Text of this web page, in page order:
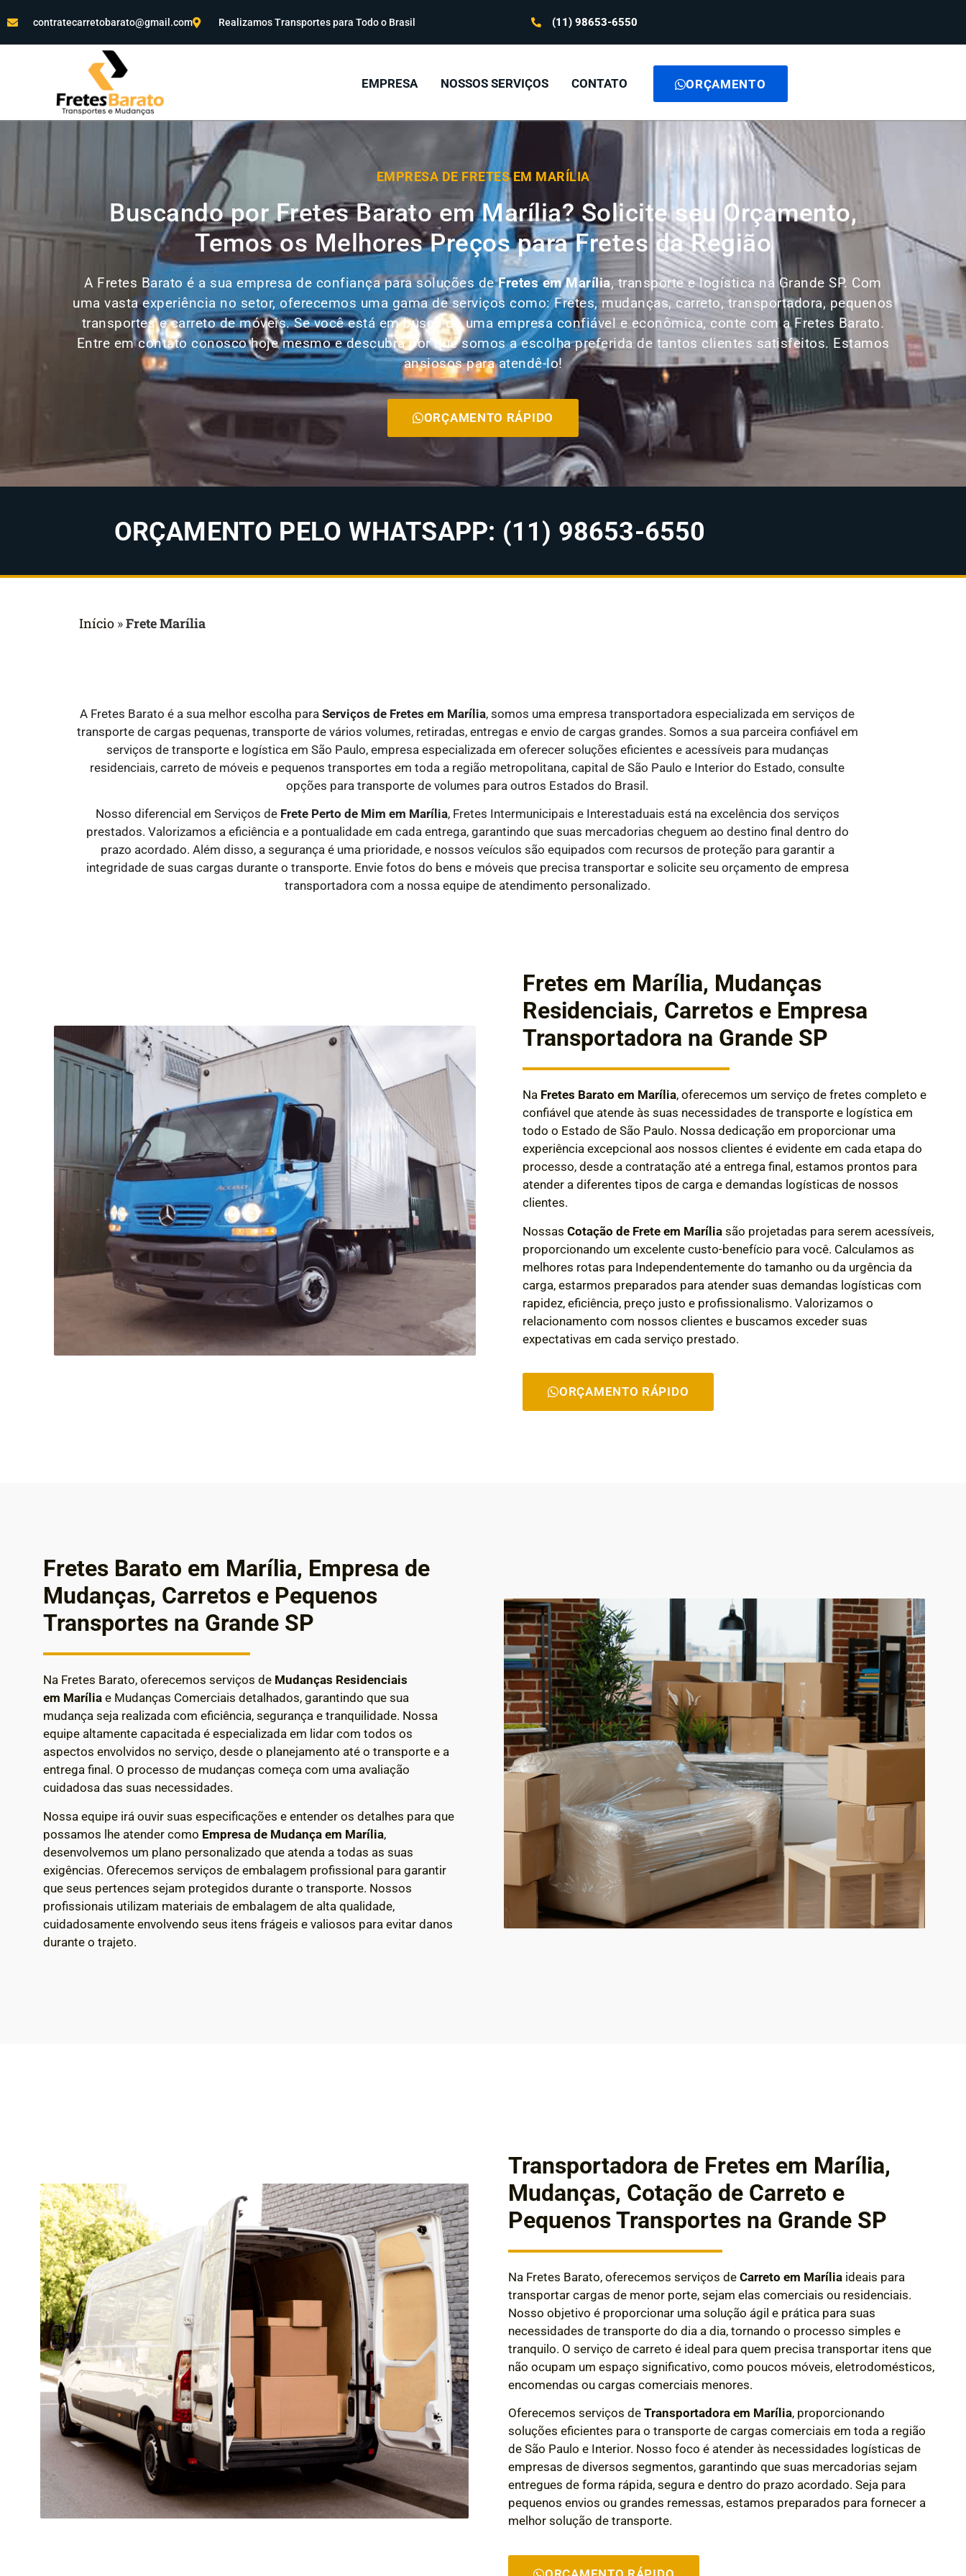
contratecarretobarato@gmail.com Realizamos Transportes para Todo o Brasil (11) 98653-6550
EMPRESA NOSSOS SERVIÇOS CONTATO ORÇAMENTO
EMPRESA DE FRETES EM MARÍLIA
Buscando por Fretes Barato em Marília? Solicite seu Orçamento,
Temos os Melhores Preços para Fretes da Região
A Fretes Barato é a sua empresa de confiança para soluções deFretes emMarília, transporte e logística na Grande SP. Com
uma vasta experiência no setor, oferecemos uma gama de serviços como: Fretes, mudanças, carreto, transportadora, pequenos
transportes e carreto de móveis. Se você está em busca de uma empresa confiável e econômica, conte com a Fretes Barato.
Entre em contato conosco hoje mesmo e descubra por que somos a escolha preferida de tantos clientes satisfeitos. Estamos
ansiosos para atendê-lo!
ORÇAMENTO RÁPIDO
ORÇAMENTO PELO WHATSAPP: (11) 98653-6550
Início »Frete Marília
A Fretes Barato é a sua melhor escolha para Serviços de Fretes em Marília, somos uma empresa transportadora especializada em serviços de
transporte de cargas pequenas, transporte de vários volumes, retiradas, entregas e envio de cargas grandes. Somos a sua parceira confiável em
serviços de transporte e logística em São Paulo, empresa especializada em oferecer soluções eficientes e acessíveis para mudanças
residenciais, carreto de móveis e pequenos transportes em toda a região metropolitana, capital de São Paulo e Interior do Estado, consulte
opções para transporte de volumes para outros Estados do Brasil.
Nosso diferencial em Serviços de Frete Perto de Mim em Marília, Fretes Intermunicipais e Interestaduais está na excelência dos serviços
prestados. Valorizamos a eficiência e a pontualidade em cada entrega, garantindo que suas mercadorias cheguem ao destino final dentro do
prazo acordado. Além disso, a segurança é uma prioridade, e nossos veículos são equipados com recursos de proteção para garantir a
integridade de suas cargas durante o transporte. Envie fotos do bens e móveis que precisa transportar e solicite seu orçamento de empresa
transportadora com a nossa equipe de atendimento personalizado.
Fretes em Marília, Mudanças
Residenciais, Carretos e Empresa
Transportadora na Grande SP
Na Fretes Barato em Marília, oferecemos um serviço de fretes completo e
confiável que atende às suas necessidades de transporte e logística em
todo o Estado de São Paulo. Nossa dedicação em proporcionar uma
experiência excepcional aos nossos clientes é evidente em cada etapa do
processo, desde a contratação até a entrega final , estamos prontos para
atender a diferentes tipos de carga e demandas logísticas de nossos
clientes.
NossasCotação de Frete em Marília são projetadas para serem acessíveis,
proporcionando um excelente custo-benefício para você. Calculamos as
melhores rotas para Independentemente do tamanho ou da urgência da
carga, estarmos preparados para atender suas demandas logísticas com
rapidez, eficiência, preço justo e profissionalismo. Valorizamos o
relacionamento com nossos clientes e buscamos exceder suas
expectativas em cada serviço prestado.
ORÇAMENTO RÁPIDO
Fretes Barato em Marília, Empresa de
Mudanças, Carretos e Pequenos
Transportes na Grande SP
Na Fretes Barato, oferecemos serviços de Mudanças Residenciais
em Marília e Mudanças Comerciais detalhados, garantindo que sua
mudança seja realizada com eficiência, segurança e tranquilidade. Nossa
equipe altamente capacitada é especializada em lidar com todos os
aspectos envolvidos no serviço, desde o planejamento até o transporte e a
entrega final. O processo de mudanças começa com uma avaliação
cuidadosa das suas necessidades.
Nossa equipe irá ouvir suas especificações e entender os detalhes para que
possamos lhe atender como Empresa de Mudança em Marília,
desenvolvemos um plano personalizado que atenda a todas as suas
exigências. Oferecemos serviços de embalagem profissional para garantir
que seus pertences sejam protegidos durante o transporte. Nossos
profissionais utilizam materiais de embalagem de alta qualidade,
cuidadosamente envolvendo seus itens frágeis e valiosos para evitar danos
durante o trajeto.
Transportadora de Fretes em Marília,
Mudanças, Cotação de Carreto e
Pequenos Transportes na Grande SP
Na Fretes Barato, oferecemos serviços deCarreto em Marília ideais para
transportar cargas de menor porte, sejam elas comerciais ou residenciais.
Nosso objetivo é proporcionar uma solução ágil e prática para suas
necessidades de transporte do dia a dia, tornando o processo simples e
tranquilo. O serviço de carreto é ideal para quem precisa transportar itens que
não ocupam um espaço significativo, como poucos móveis, eletrodomésticos,
encomendas ou cargas comerciais menores.
Oferecemos serviços deTransportadora em Marília, proporcionando
soluções eficientes para o transporte de cargas comerciais em toda a região
de São Paulo e Interior. Nosso foco é atender às necessidades logísticas de
empresas de diversos segmentos, garantindo que suas mercadorias sejam
entregues de forma rápida, segura e dentro do prazo acordado.Seja para
pequenos envios ou grandes remessas, estamos preparados para fornecer a
melhor solução de transporte.